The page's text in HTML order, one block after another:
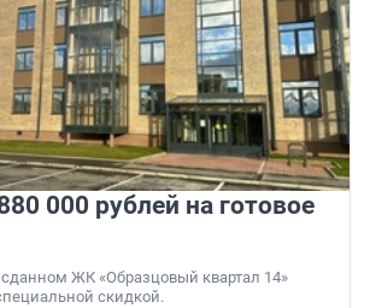
000 рублей на готовое
сданном ЖК «Образцовый квартал 14»
скидкой.